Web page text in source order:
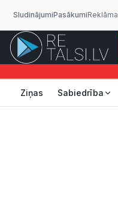
SludinājumiPasākumiReklāma
Ziņas Sabiedrība